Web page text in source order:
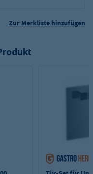
Zur Merkliste hinzufügen